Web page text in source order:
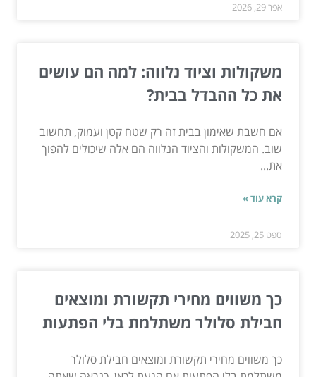
אפר 29, 2026
משקולות וציוד נלווה: למה הם עושים
את כל ההבדל בבית?
אם חשבת שאימון בבית זה רק שטח קטן ועמוק, תחשוב
שוב. המשקולות והציוד הנלווה הם אלה שיכולים להפוך
את...
קרא עוד »
ספט 25, 2025
כך משווים מחירי תקשורת ומוצאים
חבילת סלולר משתלמת בלי הפתעות
כך משווים מחירי תקשורת ומוצאים חבילת סלולר